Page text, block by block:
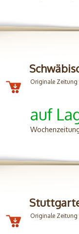
Originale Zeitung
auf
Originale Zeitung